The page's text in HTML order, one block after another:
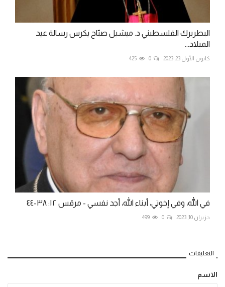
البطريرك الفلسطيني د. ميشيل صبّاح يكرس رسالة عيد
الميلاد...
كانون الأول 23, 2023 0
425
في الله، وفي إخوتي، أبناء الله، أجد نفسي - مرقس ١٢: ٣٨-٤٤
حزيران 10, 2023 0
499
التعليقات
الاسم